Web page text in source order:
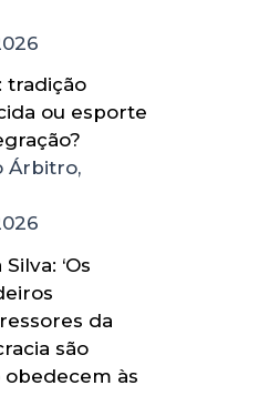
tradição
ou esporte
Árbitro,
‘Os
da
são
às